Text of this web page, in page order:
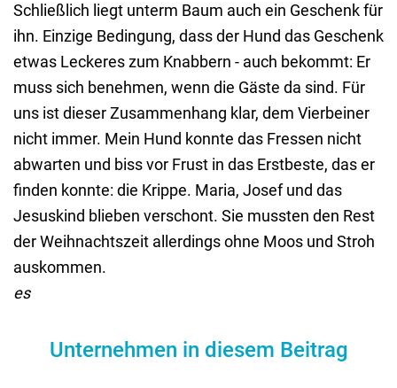
Schließlich liegt unterm Baum auch ein Geschenk für
ihn. Einzige Bedingung, dass der Hund das Geschenk
etwas Leckeres zum Knabbern - auch bekommt: Er
muss sich benehmen, wenn die Gäste da sind. Für
uns ist dieser Zusammenhang klar, dem Vierbeiner
nicht immer. Mein Hund konnte das Fressen nicht
abwarten und biss vor Frust in das Erstbeste, das er
finden konnte: die Krippe. Maria, Josef und das
Jesuskind blieben verschont. Sie mussten den Rest
der Weihnachtszeit allerdings ohne Moos und Stroh
auskommen.
es
Unternehmen in diesem Beitrag